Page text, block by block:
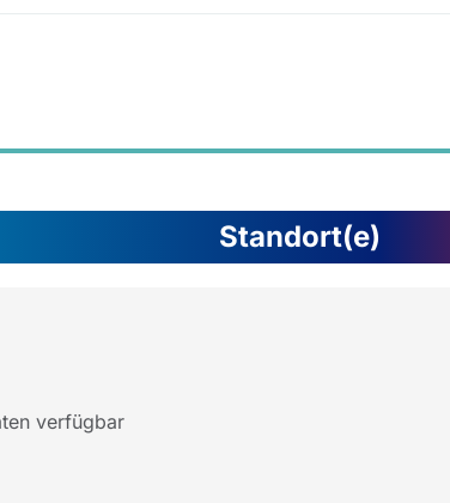
Standort(e)
verfügbar